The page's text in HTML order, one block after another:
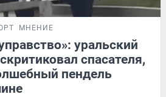
МНЕНИЕ
уральский
спасателя,
пендель